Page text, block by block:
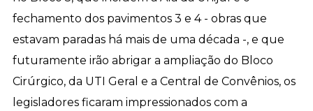
fechamento dos pavimentos 3 e 4 - obras que
estavam paradas há mais de uma década -, e que
futuramente irão abrigar a ampliação do Bloco
Cirúrgico, da UTI Geral e a Central de Convênios, os
legisladores ficaram impressionados com a